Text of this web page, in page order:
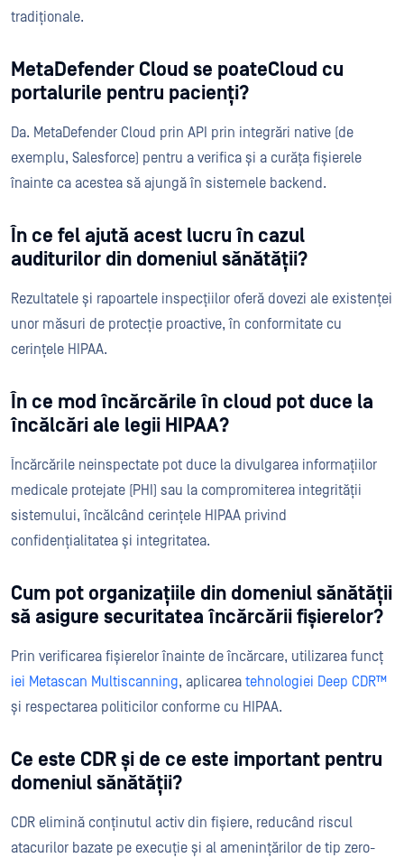
tradiționale.
MetaDefender Cloud se poateCloud cu
portalurile pentru pacienți?
Da. MetaDefender Cloud prin API prin integrări native (de
exemplu, Salesforce) pentru a verifica și a curăța fișierele
înainte ca acestea să ajungă în sistemele backend.
În ce fel ajută acest lucru în cazul
auditurilor din domeniul sănătății?
Rezultatele și rapoartele inspecțiilor oferă dovezi ale existenței
unor măsuri de protecție proactive, în conformitate cu
cerințele HIPAA.
În ce mod încărcările în cloud pot duce la
încălcări ale legii HIPAA?
Încărcările neinspectate pot duce la divulgarea informațiilor
medicale protejate (PHI) sau la compromiterea integrității
sistemului, încălcând cerințele HIPAA privind
confidențialitatea și integritatea.
Cum pot organizațiile din domeniul sănătății
să asigure securitatea încărcării fișierelor?
Prin verificarea fișierelor înainte de încărcare, utilizarea funcț
iei Metascan Multiscanning, aplicarea tehnologiei Deep CDR™
și respectarea politicilor conforme cu HIPAA.
Ce este CDR și de ce este important pentru
domeniul sănătății?
CDR elimină conținutul activ din fișiere, reducând riscul
atacurilor bazate pe execuție și al amenințărilor de tip zero-